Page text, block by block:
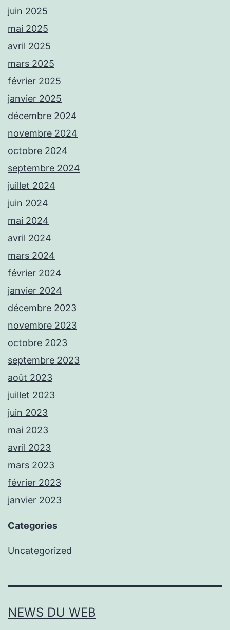
juin 2025
mai 2025
avril 2025
mars 2025
février 2025
janvier 2025
décembre 2024
novembre 2024
octobre 2024
septembre 2024
juillet 2024
juin 2024
mai 2024
avril 2024
mars 2024
février 2024
janvier 2024
décembre 2023
novembre 2023
octobre 2023
septembre 2023
août 2023
juillet 2023
juin 2023
mai 2023
avril 2023
mars 2023
février 2023
janvier 2023
Categories
Uncategorized
NEWS DU WEB